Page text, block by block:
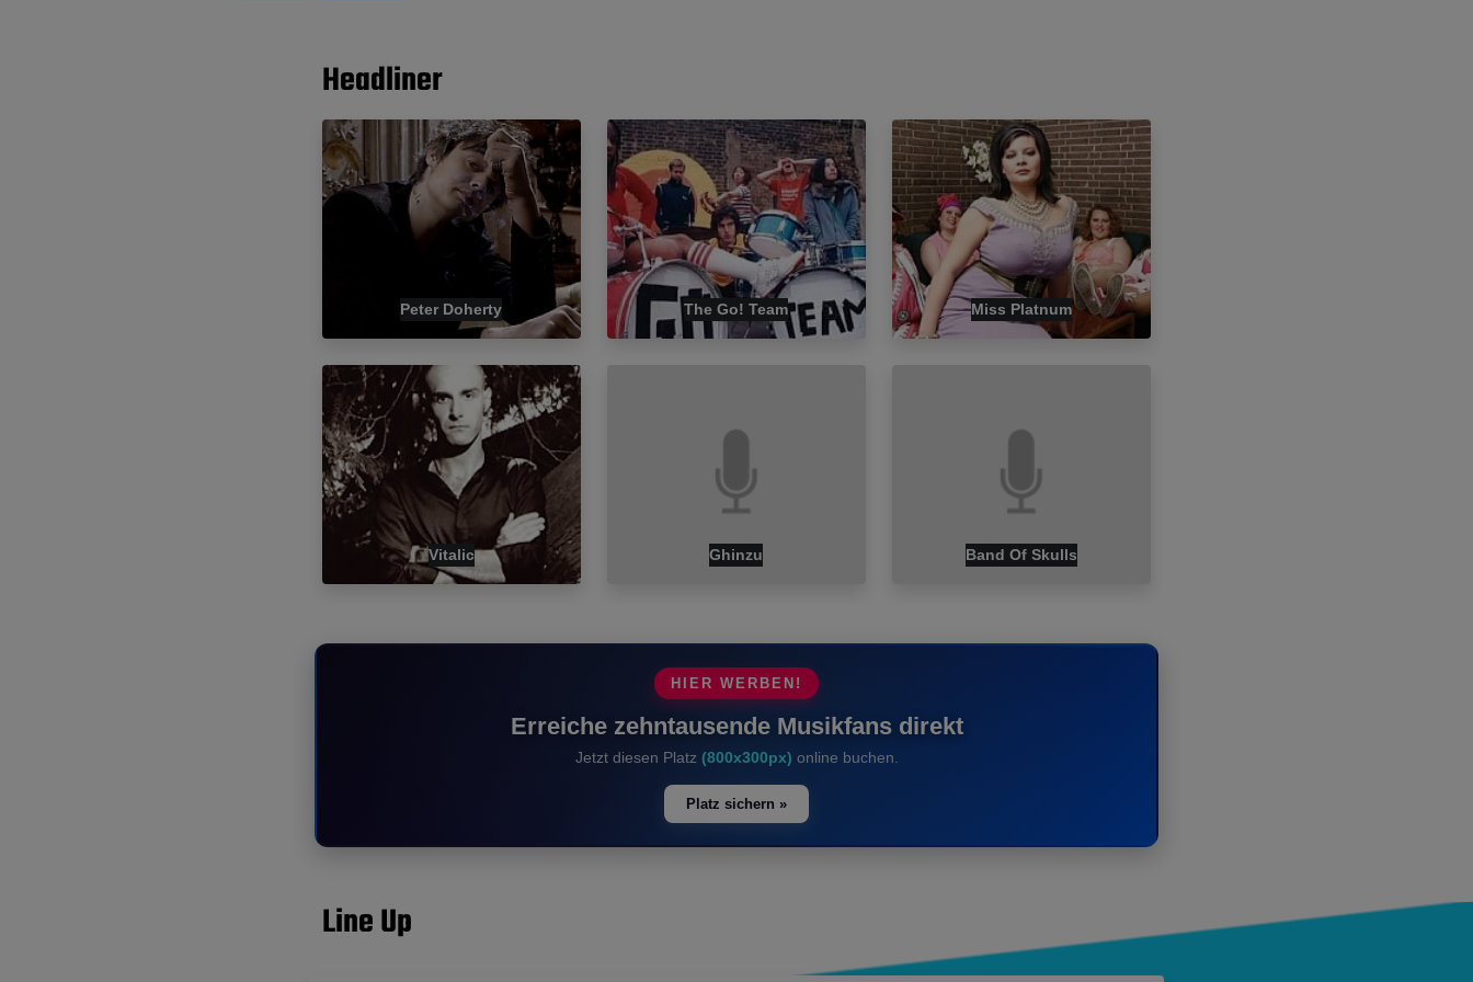
Headliner
Peter Doherty The Go! Team Miss Platnum
Vitalic Ghinzu Band Of Skulls
HIER WERBEN!
Erreiche zehntausende Musikfans direkt
Jetzt diesen Platz (800x300px) online buchen.
Platz sichern »
Line Up